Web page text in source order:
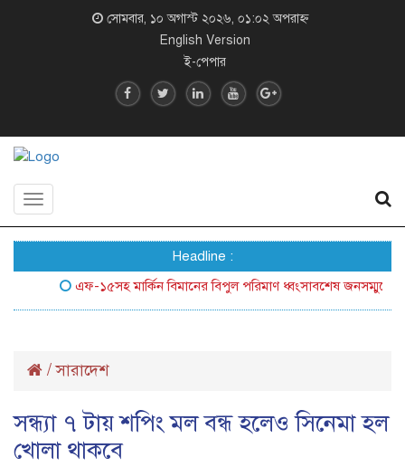
সোমবার, ১০ অগাস্ট ২০২৬, ০১:০২ অপরাহ্ন
English Version
ই-পেপার
Toggle
Headline :
এফ-১৫সহ মার্কিন বিমানের বিপুল পরিমাণ ধ্বংসাবশেষ জনসম্মুখে আনল
/সারাদেশ
সন্ধ্যা ৭ টায় শপিং মল বন্ধ হলেও সিনেমা হল
খোলা থাকবে